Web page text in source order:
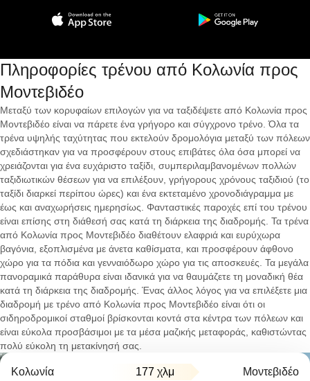
Πληροφορίες τρένου από Κολωνία προς
Μοντεβιδέο
Μεταξύ των κορυφαίων επιλογών για να ταξιδέψετε από Κολωνία προς
Μοντεβιδέο είναι να πάρετε ένα γρήγορο και σύγχρονο τρένο. Όλα τα
τρένα υψηλής ταχύτητας που εκτελούν δρομολόγια μεταξύ των πόλεων
σχεδιάστηκαν για να προσφέρουν στους επιβάτες όλα όσα μπορεί να
χρειάζονται για ένα ευχάριστο ταξίδι, συμπεριλαμβανομένων πολλών
ταξιδιωτικών θέσεων για να επιλέξουν, γρήγορους χρόνους ταξιδιού (το
ταξίδι διαρκεί περίπου ώρες) και ένα εκτεταμένο χρονοδιάγραμμα με
έως και αναχωρήσεις ημερησίως. Φανταστικές παροχές επί του τρένου
είναι επίσης στη διάθεσή σας κατά τη διάρκεια της διαδρομής. Τα τρένα
από Κολωνία προς Μοντεβιδέο διαθέτουν ελαφριά και ευρύχωρα
βαγόνια, εξοπλισμένα με άνετα καθίσματα, και προσφέρουν άφθονο
χώρο για τα πόδια και γενναιόδωρο χώρο για τις αποσκευές. Τα μεγάλα
πανοραμικά παράθυρα είναι ιδανικά για να θαυμάζετε τη μοναδική θέα
κατά τη διάρκεια της διαδρομής. Ένας άλλος λόγος για να επιλέξετε μια
διαδρομή με τρένο από Κολωνία προς Μοντεβιδέο είναι ότι οι
σιδηροδρομικοί σταθμοί βρίσκονται κοντά στα κέντρα των πόλεων και
είναι εύκολα προσβάσιμοι με τα μέσα μαζικής μεταφοράς, καθιστώντας
πολύ εύκολη τη μετακίνησή σας.
Κολωνία 177 χλμ Μοντεβιδέο